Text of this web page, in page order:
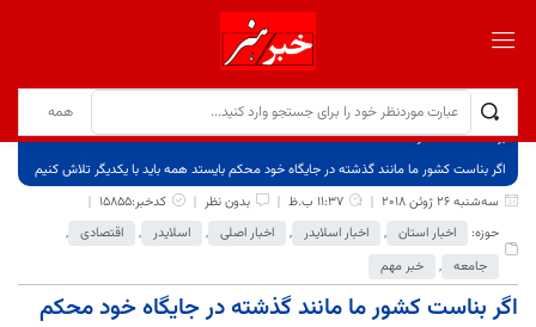
برگ نخست
نوشته‌ها
اگر بناست کشور ما مانند گذشته در جایگاه خود محکم بایستد همه باید با یکدیگر تلاش کنیم
سه‌شنبه 26 ژوئن 2018
11:37 ب.ظ بدون نظر
کدخبر:15855
حوزه:
اخبار استان , اخبار اسلایدر , اخبار اصلی , اسلایدر , اقتصادی ,
جامعه , خبر مهم
اگر بناست کشور ما مانند گذشته در جایگاه خود محکم